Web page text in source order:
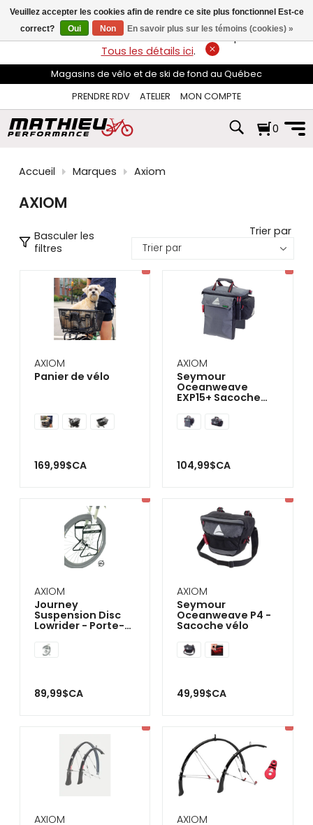
flèches
haut
et
pour
sélectionner
disponible.
Appuyez
pour
résultat
recherche
sélectionné.
Les
d'appareils
tactiles
peuvent
se
servir
de
gestes
tels
que
glisser.
LIVRAISON GRATUITEsur les commandes de plus de 74$*.
Tous les détails ici.
Magasins de vélo et de ski de fond au Québec
PRENDRE RDV
ATELIER MON COMPTE
0
Accueil Marques Axiom
AXIOM
Basculer les
filtres
Trier par
AXIOM
Panier de vélo
169,99$CA
AXIOM
Seymour
Oceanweave
EXP15+ Sacoche
104,99$CA
AXIOM
Journey
Suspension Disc
Lowrider - Porte-
89,99$CA
AXIOM
Seymour
Oceanweave P4 -
Sacoche vélo
49,99$CA
AXIOM
AXIOM
Veuillez accepter les cookies afin de rendre ce site plus fonctionnel Est-ce
correct?
Oui Non En savoir plus sur les témoins (cookies) »